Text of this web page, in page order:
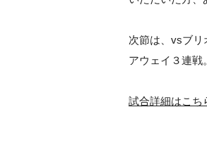
次節は、vsブ
アウェイ３連戦
試合詳細はこち